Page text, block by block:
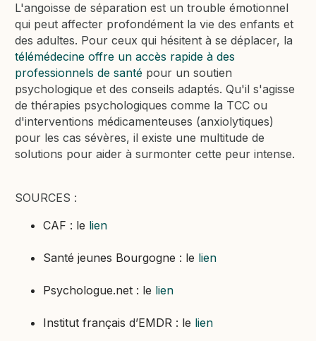
L'angoisse de séparation est un trouble émotionnel
qui peut affecter profondément la vie des enfants et
des adultes. Pour ceux qui hésitent à se déplacer, la
télémédecine offre un accès rapide à des
professionnels de santé pour un soutien
psychologique et des conseils adaptés. Qu'il s'agisse
de thérapies psychologiques comme la TCC ou
d'interventions médicamenteuses (anxiolytiques)
pour les cas sévères, il existe une multitude de
solutions pour aider à surmonter cette peur intense.
SOURCES :
CAF : le lien
Santé jeunes Bourgogne : le lien
Psychologue.net : le lien
Institut français d’EMDR : le lien